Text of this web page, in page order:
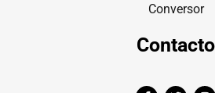
Conversor
Contacto